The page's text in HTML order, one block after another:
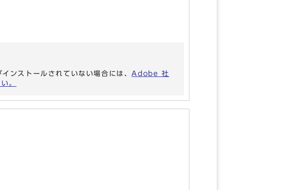
ンストールされていない場合には、Adobe 社
。